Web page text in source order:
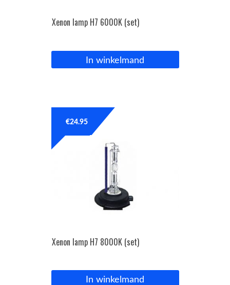
Xenon lamp H7 6000K (set)
In winkelmand
Xenon lamp H7 8000K (set)
€24.95
In winkelmand